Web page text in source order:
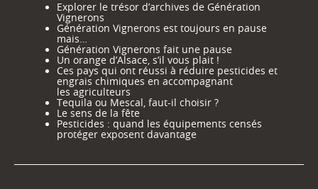
Explorer le trésor d’archives de Génération
Vignerons
Génération Vignerons est toujours en pause
mais…
Génération Vignerons fait une pause
Un orange d’Alsace, s’il vous plait !
Ces pays qui ont réussi à réduire pesticides et
engrais chimiques en accompagnant
les agriculteurs
Tequila ou Mescal, faut-il choisir ?
Le sens de la fête
Pesticides : quand les équipements censés
protéger exposent davantage